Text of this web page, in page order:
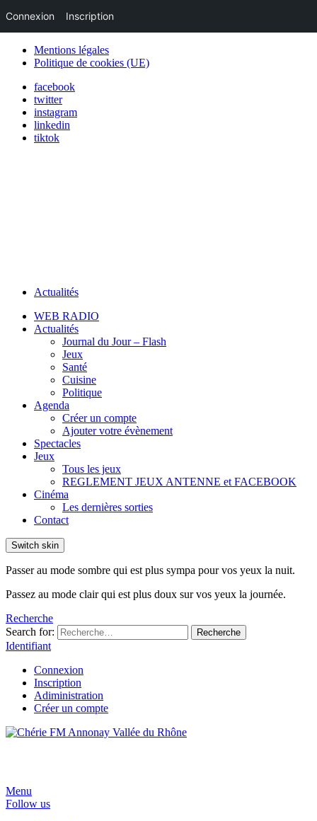
Mentions légales
Politique de cookies (UE)
facebook
twitter
instagram
linkedin
tiktok
Actualités
WEB RADIO
Actualités
Journal du Jour – Flash
Jeux
Santé
Cuisine
Politique
Agenda
Créer un compte
Ajouter votre évènement
Spectacles
Jeux
Tous les jeux
REGLEMENT JEUX ANTENNE et FACEBOOK
Cinéma
Les dernières sorties
Contact
Switch skin
Passer au mode sombre qui est plus sympa pour vos yeux la nuit.
Passez au mode clair qui est plus doux sur vos yeux la journée.
Recherche
Search for:
Recherche
Identifiant
Connexion
Inscription
Adiministration
Créer un compte
Menu
Follow us
Connexion Inscription